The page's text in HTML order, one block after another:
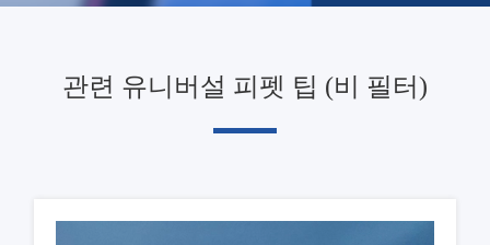
관련 유니버설 피펫 팁 (비 필터)